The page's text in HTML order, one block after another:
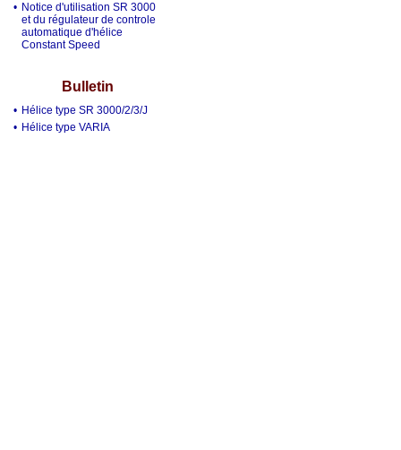
• Notice d'utilisation SR 3000
et du régulateur de controle
automatique d'hélice
Constant Speed
Bulletin
• Hélice type SR 3000/2/3/J
• Hélice type VARIA